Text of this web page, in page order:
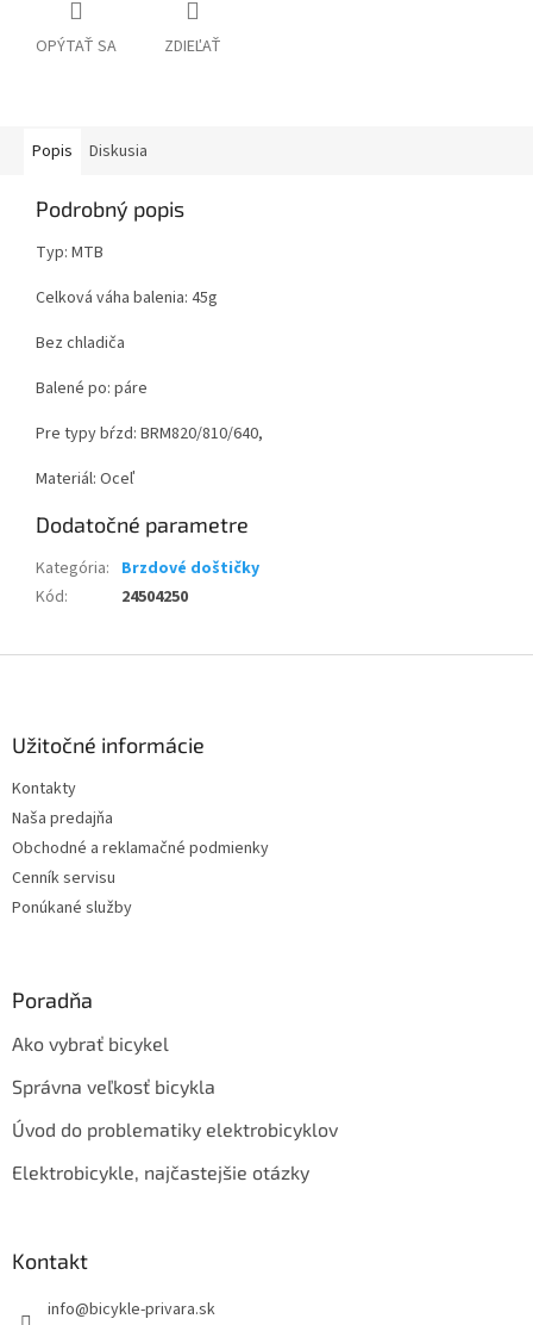
OPÝTAŤ SA ZDIEĽAŤ
Popis Diskusia
Podrobný popis
Typ: MTB
Celková váha balenia: 45g
Bez chladiča
Balené po: páre
Pre typy bŕzd: BRM820/810/640,
Materiál: Oceľ
Dodatočné parametre
Kategória: Brzdové doštičky
Kód: 24504250
Užitočné informácie
Kontakty
Naša predajňa
Obchodné a reklamačné podmienky
Cenník servisu
Ponúkané služby
Poradňa
Ako vybrať bicykel
Správna veľkosť bicykla
Úvod do problematiky elektrobicyklov
Elektrobicykle, najčastejšie otázky
Kontakt
info@bicykle-privara.sk